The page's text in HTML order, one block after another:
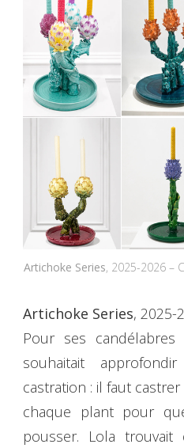
Artichoke Series, 2025-2026 –
Artichoke Series, 2025-
Pour ses candélabres
souhaitait
castration : il faut
chaque plant pour
pousser. Lola